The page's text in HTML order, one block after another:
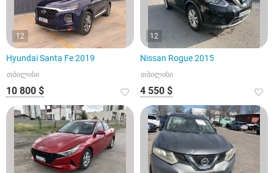
12
Hyundai Santa Fe 2019
თბილისი
10 800 $
12
Nissan Rogue 2015
თბილისი
4 550 $